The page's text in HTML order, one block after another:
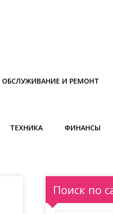
ОБСЛУЖИВАНИЕ И РЕМОНТ
ТЕХНИКА ФИНАНСЫ
Поиск по